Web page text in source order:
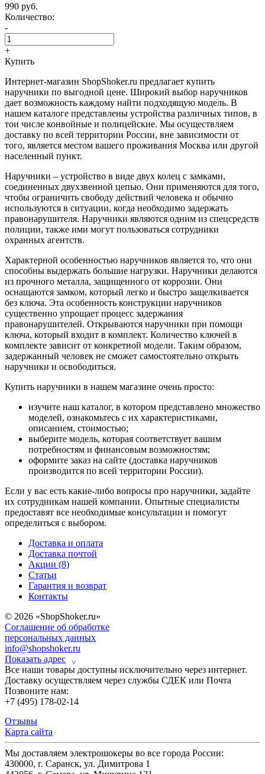
990 руб.
Количество:
-
+
Купить
Интернет-магазин ShopShoker.ru предлагает купить
наручники по выгодной цене. Широкий выбор наручников
дает возможность каждому найти подходящую модель. В
нашем каталоге представлены устройства различных типов, в
тои числе конвойные и полицейские. Мы осуществляем
доставку по всей территории России, вне зависимости от
того, является местом вашего проживания Москва или другой
населенный пункт.
Наручники – устройство в виде двух колец с замками,
соединенных двухзвенной цепью. Они применяются для того,
чтобы ограничить свободу действий человека и обычно
используются в ситуации, когда необходимо задержать
правонарушителя. Наручники являются одним из спецсредств
полиции, также ими могут пользоваться сотрудники
охранных агентств.
Характерной особенностью наручников является то, что они
способны выдержать большие нагрузки. Наручники делаются
из прочного металла, защищенного от коррозии. Они
оснащаются замком, который легко и быстро защелкивается
без ключа. Эта особенность конструкции наручников
существенно упрощает процесс задержания
правонарушителей. Открываются наручники при помощи
ключа, который входит в комплект. Количество ключей в
комплекте зависит от конкретной модели. Таким образом,
задержанный человек не сможет самостоятельно открыть
наручники и освободиться.
Купить наручники в нашем магазине очень просто:
изучите наш каталог, в котором представлено множество
моделей, ознакомьтесь с их характеристиками,
описанием, стоимостью;
выберите модель, которая соответствует вашим
потребностям и финансовым возможностям;
оформите заказ на сайте (доставка наручников
производится по всей территории России).
Если у вас есть какие-либо вопросы про наручники, задайте
их сотрудникам нашей компании. Опытные специалисты
предоставят все необходимые консультации и помогут
определиться с выбором.
Доставка и оплата
Доставка почтой
Акции (8)
Статьи
Гарантия и возврат
Контакты
© 2026 «ShopShoker.ru»
Соглашение об обработке
персональных данных
info@shopshoker.ru
Показать адрес
˅
Все наши товары доступны исключительно через интернет.
Доставку осуществляем через службы СДЕК или Почта
Позвоните нам:
+7 (495) 178-02-14
Отзывы
Карта сайта
Мы доставляем электрошокеры во все города России:
430000, г. Саранск, ул. Димитрова 1